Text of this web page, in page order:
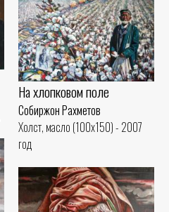
На хлопковом поле
Собиржон Рахметов
Холст, масло (100x150) - 2007
год